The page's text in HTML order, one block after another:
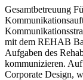
Gesamtbetreuung
mit dem REHAB
Aufgaben des
kommunizieren. Auf
Corporate Design,